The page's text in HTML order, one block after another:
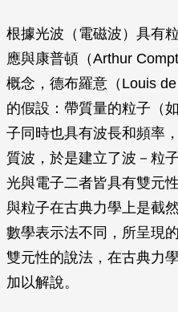
根據光波（電磁波）具有
應與康普頓（Arthur
概念，德布羅意（Louis
的假設：帶質量的粒子（
子同時也具有波長和頻率
質波，於是建立了波－粒
光與電子二者皆具有雙元
與粒子在古典力學上是截
數學表示法不同，所呈現
雙元性的說法，在古典力
加以解說。